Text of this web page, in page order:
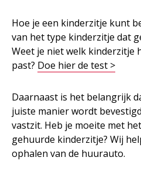
Hoe je een kinderzitje kunt
van het type kinderzitje dat
Weet je niet welk kinderzitje
past? Doe hier de test >
Daarnaast is het belangrijk
juiste manier wordt
vastzit. Heb je moeite met
gehuurde kinderzitje? Wij
ophalen van de huurauto.